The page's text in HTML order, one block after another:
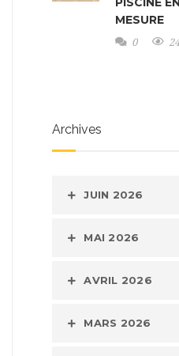
MESURE
0
Archives
JUIN 2026
MAI 2026
AVRIL 2026
MARS 2026